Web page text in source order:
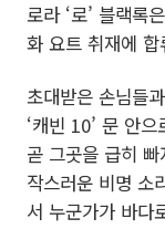
로라 ‘로’ 블랙록
화 요트 취재에 합
초대받은 손님들
‘캐빈 10’ 문 안
곧 그곳을 급히
작스러운 비명 소
서 누군가가 바다